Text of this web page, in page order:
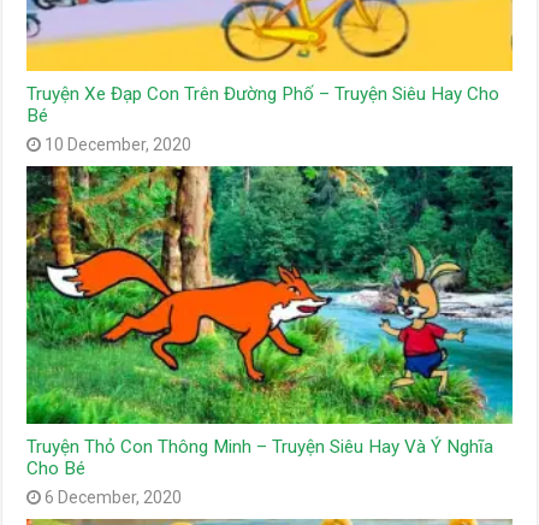
Truyện Xe Đạp Con Trên Đường Phố – Truyện Siêu Hay Cho
Bé
10 December, 2020
Truyện Thỏ Con Thông Minh – Truyện Siêu Hay Và Ý Nghĩa
Cho Bé
6 December, 2020